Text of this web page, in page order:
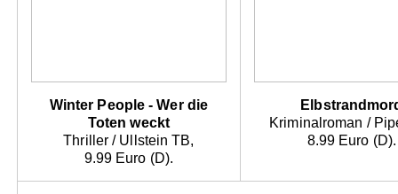
Winter People - Wer die
Toten weckt
Thriller / Ullstein TB,
9.99 Euro (D).
Kriminalroman /
8.99 Euro (D).